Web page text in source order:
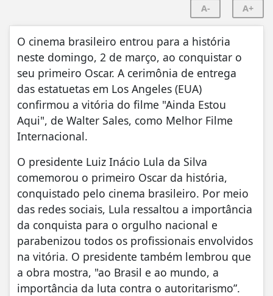
A- A+
O cinema brasileiro entrou para a história
neste domingo, 2 de março, ao conquistar o
seu primeiro Oscar. A cerimônia de entrega
das estatuetas em Los Angeles (EUA)
confirmou a vitória do filme "Ainda Estou
Aqui", de Walter Sales, como Melhor Filme
Internacional.
O presidente Luiz Inácio Lula da Silva
comemorou o primeiro Oscar da história,
conquistado pelo cinema brasileiro. Por meio
das redes sociais, Lula ressaltou a importância
da conquista para o orgulho nacional e
parabenizou todos os profissionais envolvidos
na vitória. O presidente também lembrou que
a obra mostra, "ao Brasil e ao mundo, a
importância da luta contra o autoritarismo”.